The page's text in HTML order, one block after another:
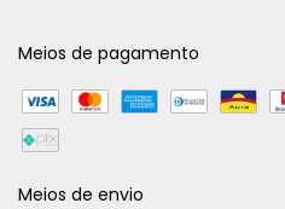
Meios de pagamento
Meios de envio